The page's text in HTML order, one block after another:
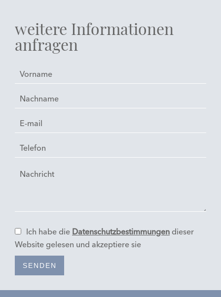
weitere Informationen
anfragen
Ich habe die Datenschutzbestimmungen dieser
Website gelesen und akzeptiere sie
SENDEN